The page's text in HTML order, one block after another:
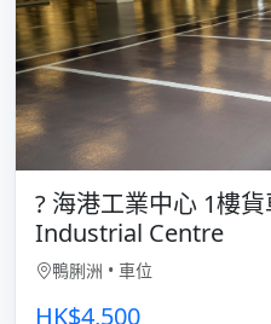
? 海港工業中心 1樓
Industrial Centre
鴨脷洲 • 車位
HK$4,500